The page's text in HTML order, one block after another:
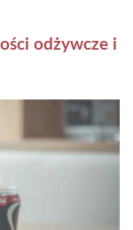
odżywcze i